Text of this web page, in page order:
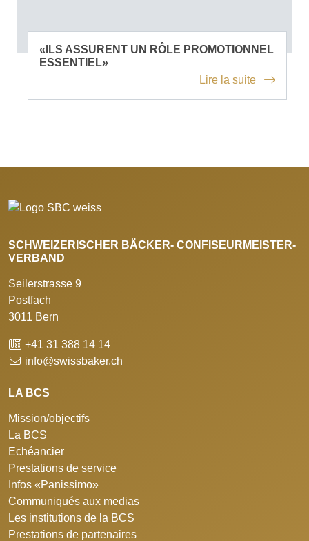
«ILS ASSURENT UN RÔLE PROMOTIONNEL
ESSENTIEL»
Lire la suite
SCHWEIZERISCHER BÄCKER- CONFISEURMEISTER-
VERBAND
Seilerstrasse 9
Postfach
3011 Bern
+41 31 388 14 14
info@swissbaker.ch
LA BCS
Mission/objectifs
La BCS
Echéancier
Prestations de service
Infos «Panissimo»
Communiqués aux medias
Les institutions de la BCS
Prestations de partenaires